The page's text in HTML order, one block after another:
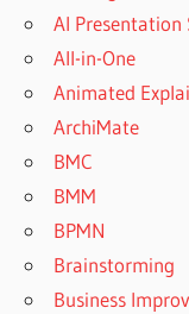
AI Presentation
All-in-One
Animated
ArchiMate
BMC
BMM
BPMN
Brainstorming
Business